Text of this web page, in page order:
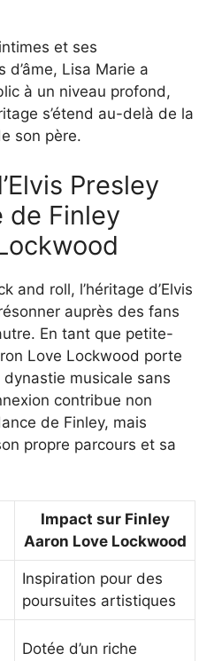
et ses
d’âme, Lisa Marie a
à un niveau profond,
s’étend au-delà de la
son père.
Presley
de Finley
and roll, l’héritage d’Elvis
auprès des fans
En tant que petite-
Love Lockwood porte
musicale sans
contribue non
de Finley, mais
propre parcours et sa
Impact sur Finley
Aaron Love Lockwood
Inspiration pour des
poursuites artistiques
Dotée d’un riche